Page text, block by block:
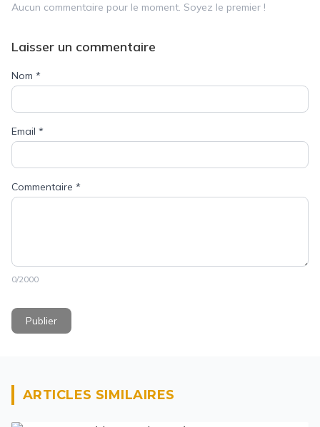
Aucun commentaire pour le moment. Soyez le premier !
Laisser un commentaire
Nom *
Email *
Commentaire *
0/2000
Publier
ARTICLES SIMILAIRES